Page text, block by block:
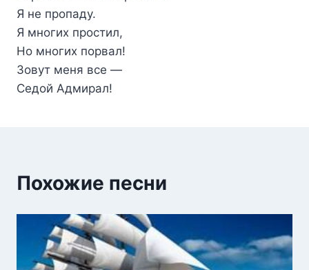
Я не пропаду.
Я многих простил,
Но многих порвал!
Зовут меня все —
Седой Адмирал!
Похожие песни